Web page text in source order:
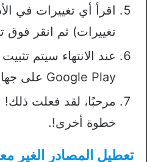
اقرأ أي تغييرات في
تغييرات) ثم انقر فوق
عند الانتهاء سيتم
Google Play على جهازك.
مرحبًا، لقد فعلت ذلك!
خطوة أخرى!.
تعطيل المصادر الغير